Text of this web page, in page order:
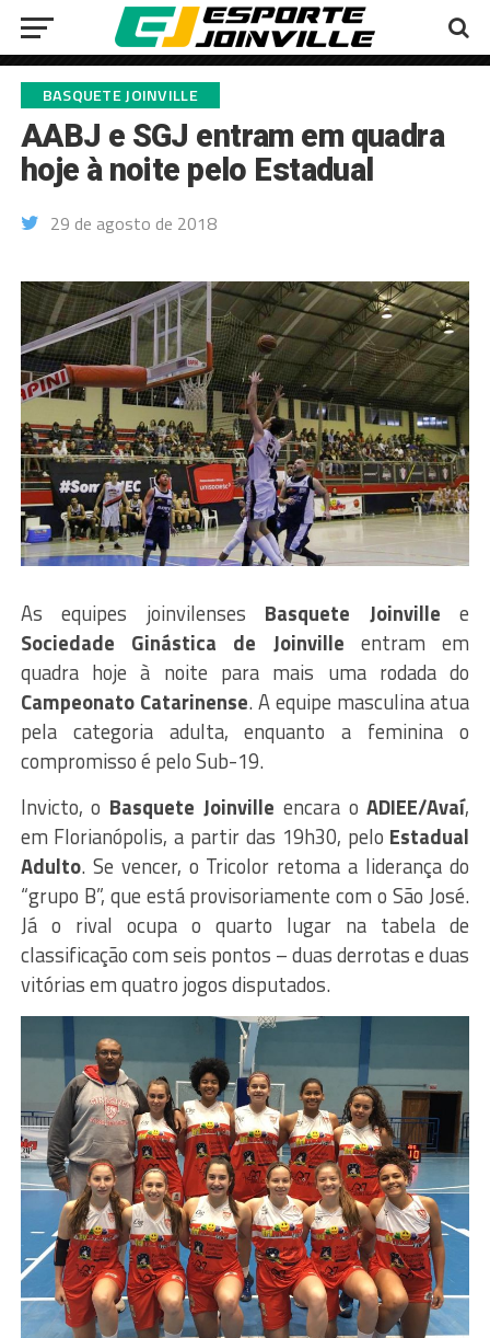
BASQUETE JOINVILLE
AABJ e SGJ entram em quadra
hoje à noite pelo Estadual
29 de agosto de 2018
As equipes joinvilenses Basquete Joinville e
Sociedade Ginástica de Joinville entram em
quadra hoje à noite para mais uma rodada do
Campeonato Catarinense. A equipe masculina atua
pela categoria adulta, enquanto a feminina o
compromisso é pelo Sub-19.
Invicto, o Basquete Joinville encara o ADIEE/Avaí,
em Florianópolis, a partir das 19h30, pelo Estadual
Adulto. Se vencer, o Tricolor retoma a liderança do
“grupo B”, que está provisoriamente com o São José.
Já o rival ocupa o quarto lugar na tabela de
classificação com seis pontos – duas derrotas e duas
vitórias em quatro jogos disputados.